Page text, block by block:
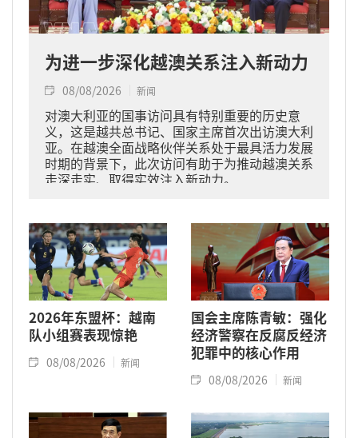
为进一步深化越澳关系注入新动力
08/08/2026 新闻
对澳大利亚的国事访问具有特别重要的历史意
义，这是越共总书记、国家主席首次出访澳大利
亚。在越澳全面战略伙伴关系处于最具活力发展
时期的背景下，此次访问有助于为推动越澳关系
走深走实、取得实效注入新动力。
2026年东盟杯：越南
队小组赛表现惊艳
08/08/2026 新闻
国会主席陈青敏：强化
经济警察在反腐反经济
犯罪中的核心作用
08/08/2026 新闻